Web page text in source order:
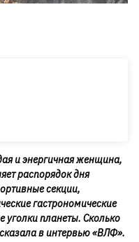
и энергичная женщина,
распорядок дня
секции,
гастрономические
уголки планеты. Сколько
в интервью «ВЛФ».